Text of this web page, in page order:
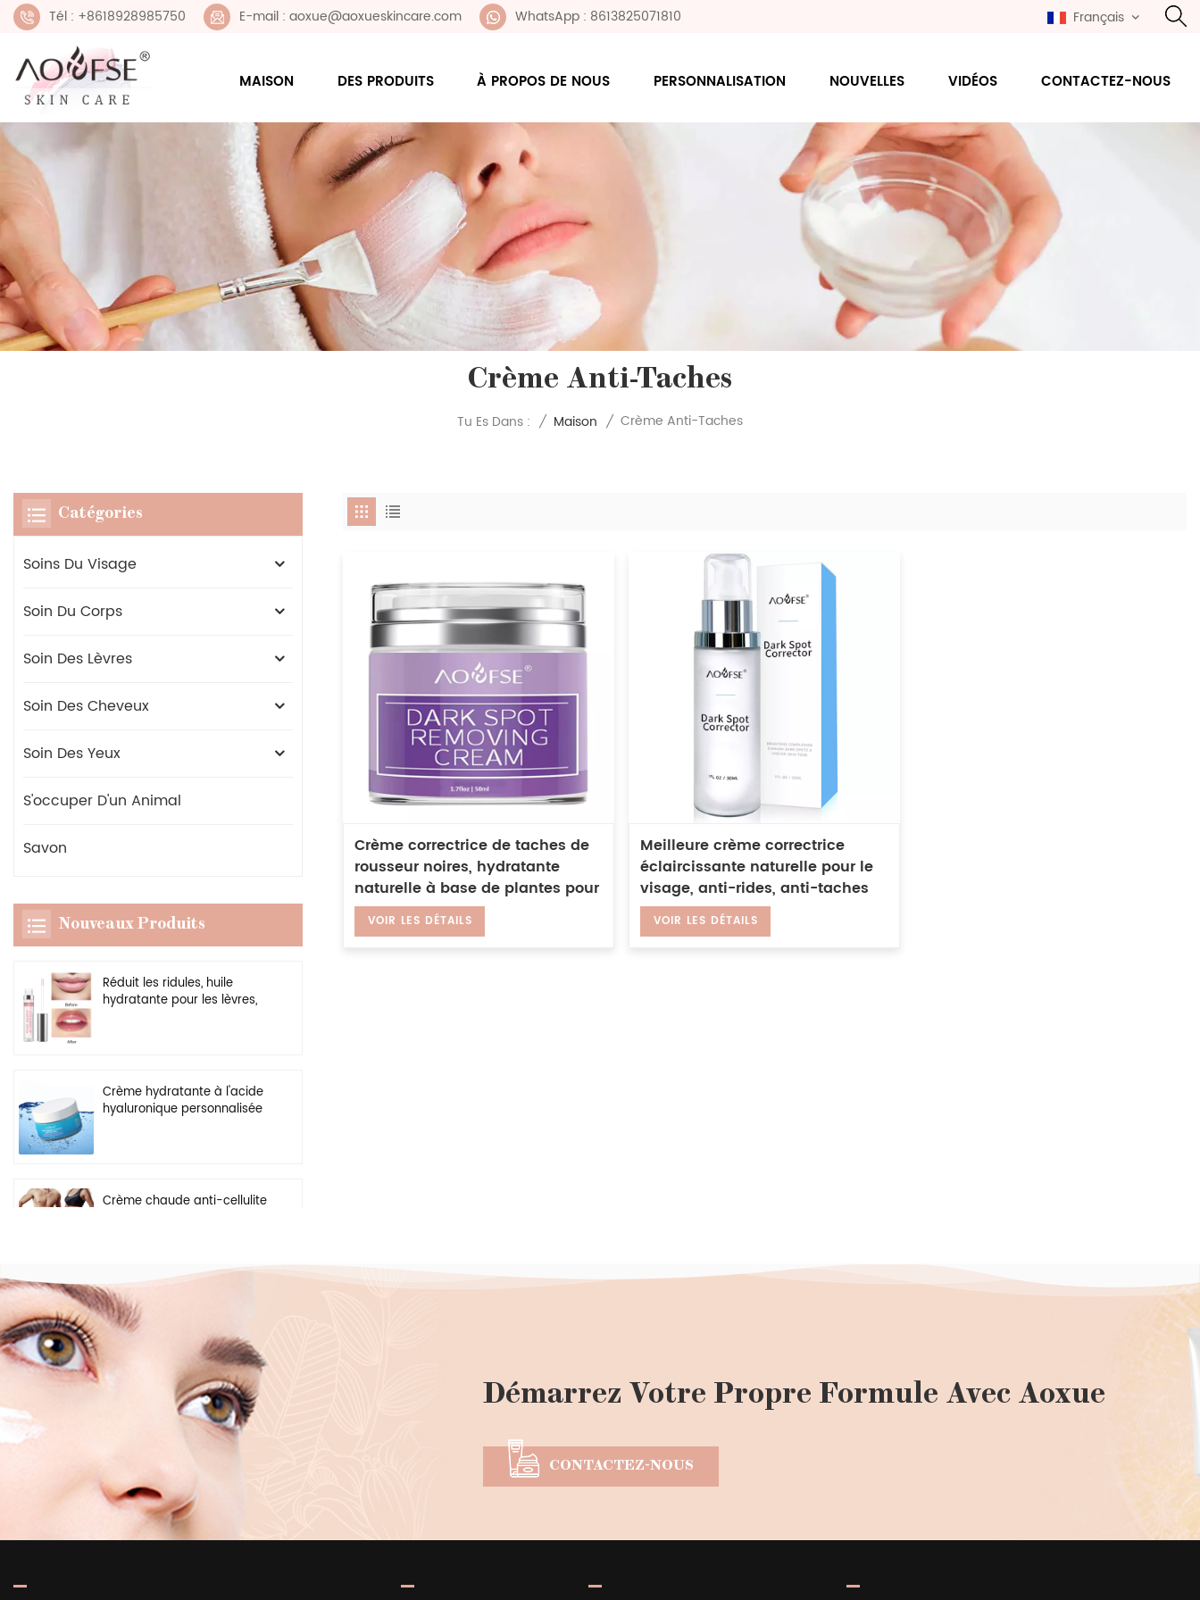
Tél : +8618928985750 E-mail : aoxue@aoxueskincare.com WhatsApp : 8613825071810 Français
MAISON DES PRODUITS À PROPOS DE NOUS PERSONNALISATION NOUVELLES VIDÉOS CONTACTEZ-NOUS
Crème Anti-Taches
Tu Es Dans : / Maison / Crème Anti-Taches
Crème correctrice de taches de
rousseur noires, hydratante
naturelle à base de plantes pour
hommes et femmes, crème
d'élimination des taches foncées
VOIR LES DÉTAILS
Meilleure crème correctrice
éclaircissante naturelle pour le
visage, anti-rides, anti-taches
foncées
VOIR LES DÉTAILS
Catégories
Soins Du Visage
Soin Du Corps
Soin Des Lèvres
Soin Des Cheveux
Soin Des Yeux
S'occuper D'un Animal
Savon
Nouveaux Produits
Réduit les ridules, huile
hydratante pour les lèvres,
Crème hydratante à l'acide
hyaluronique personnalisée
Crème chaude anti-cellulite
amincissante pour le corps
Crème éclaircissante à
base de plantes naturelles,
ingrédients de sécurité,
crème blanchissante pour
le visage, les aisselles et le
Sérum hydratant en
profondeur éclaircissant
privée, acide hyaluronique
pur 2 b5, pour le visage
Démarrez Votre Propre Formule Avec Aoxue
CONTACTEZ-NOUS